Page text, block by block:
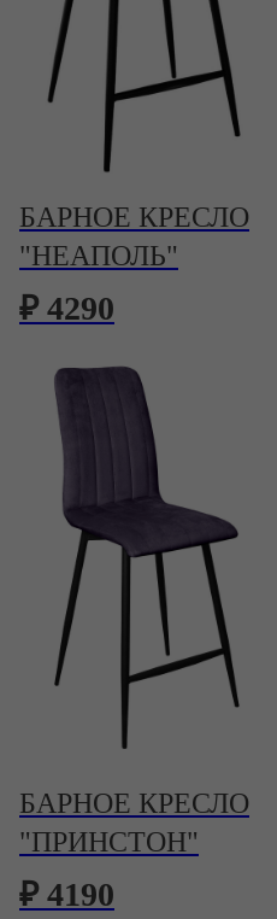
БАРНОЕ КРЕСЛО
"НЕАПОЛЬ"
₽ 4290
БАРНОЕ КРЕСЛО
"ПРИНСТОН"
₽ 4190